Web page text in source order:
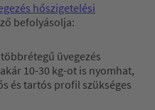
hőszigetelési
befolyásolja:
üvegezés
10-30 kg-ot is nyomhat,
és tartós profil szükséges